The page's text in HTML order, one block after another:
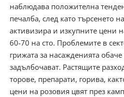
наблюдава положителна
печалба, след като търсенето
активизира и изкупните цени
60-70 на сто. Проблемите в
грижата за насажденията
задълбочават. Растящите
торове, препарати, горива,
цени на розовия цвят през